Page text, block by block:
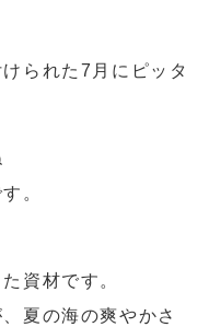
られた7月にピッタ
。
資材です。
夏の海の爽やかさ